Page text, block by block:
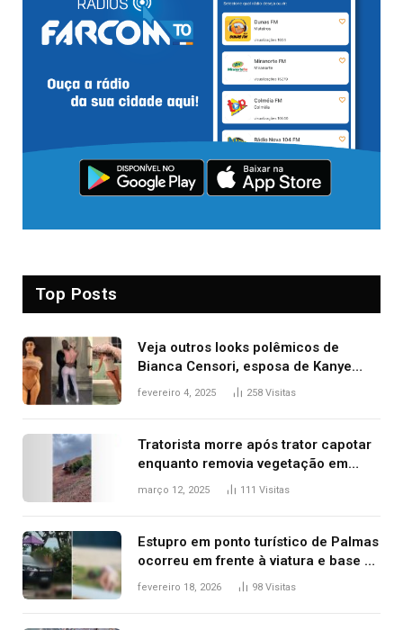
Top Posts
Veja outros looks polêmicos de
Bianca Censori, esposa de Kanye
West que apareceu nua no Grammy
fevereiro 4, 2025 258 Visitas
Tratorista morre após trator capotar
enquanto removia vegetação em
ribanceira de rodovia
março 12, 2025 111 Visitas
Estupro em ponto turístico de Palmas
ocorreu em frente à viatura e base de
segurança; polícia investiga
fevereiro 18, 2026 98 Visitas